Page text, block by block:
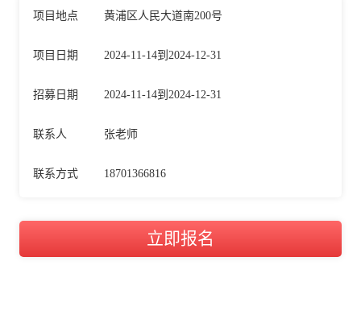
项目地点 黄浦区人民大道南200号
项目日期 2024-11-14到2024-12-31
招募日期 2024-11-14到2024-12-31
联系人 张老师
联系方式 18701366816
立即报名